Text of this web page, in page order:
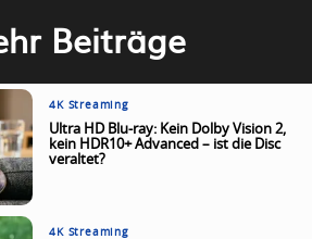
Beiträge
4K Streaming
Ultra HD Blu-ray: Kein Dolby Vision 2,
kein HDR10+ Advanced – ist die Disc
veraltet?
4K Streaming